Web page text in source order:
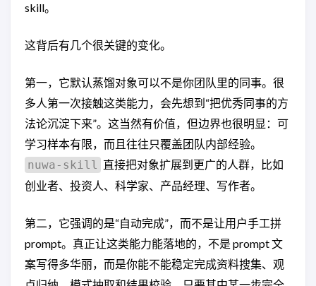
skill。
这背后有几个很关键的变化。
第一，它默认蒸馏对象可以不是你团队里的同事。很
多人第一次接触这类能力，会先想到“把优秀同事的方
法论沉淀下来”。这当然有价值，但边界也很明显：可
学习样本有限，而且往往只覆盖团队内部经验。
nuwa-skill 直接把对象扩展到更广的人群，比如
创业者、投资人、科学家、产品经理、写作者。
第二，它强调的是“自动完成”，而不是让用户手工拼
prompt。真正让这类能力能落地的，不是 prompt 文
案写得多华丽，而是你能不能稳定完成资料搜集、观